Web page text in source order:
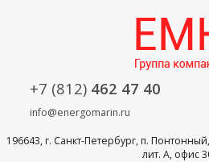
+7 (812) 462 47 40
info@energomarin.ru
196643, г. Санкт-Петербург, п.
лит. А, офис